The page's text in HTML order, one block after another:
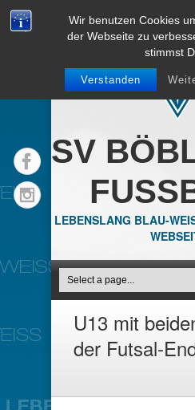
Wir benutzen Cookies
der Webseite zu
stimmst
Verstanden
SV
LEBENSLANG BLAU-
U13 mit
der Futsal-